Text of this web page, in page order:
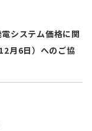
システム価格に関
月6日）へのご協